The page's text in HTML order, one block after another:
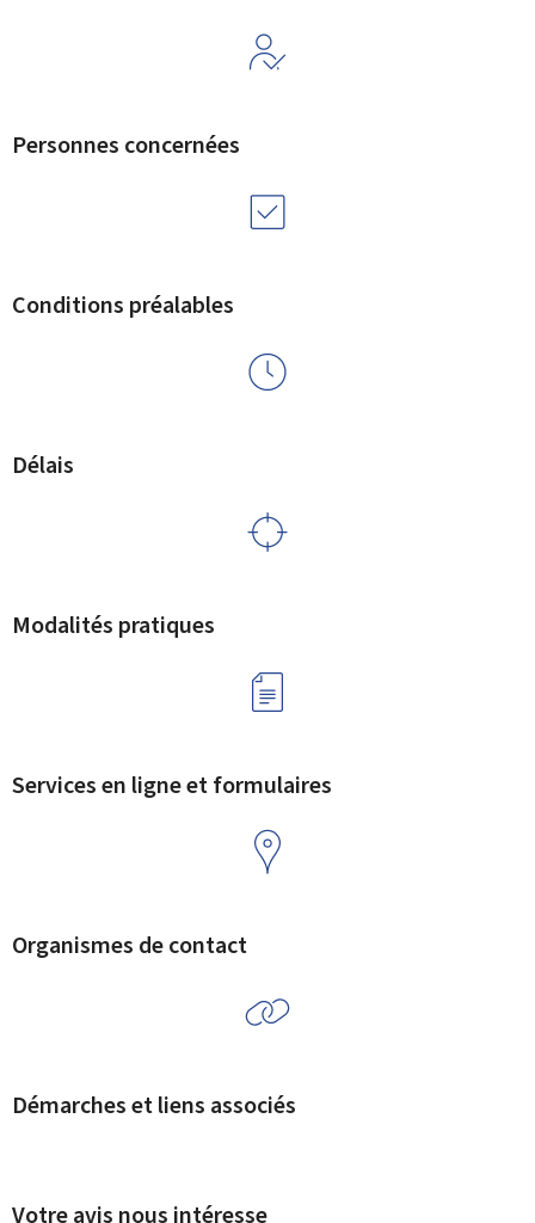
Personnes concernées
Conditions préalables
Délais
Modalités pratiques
Services en ligne et formulaires
Organismes de contact
Démarches et liens associés
Votre avis nous intéresse